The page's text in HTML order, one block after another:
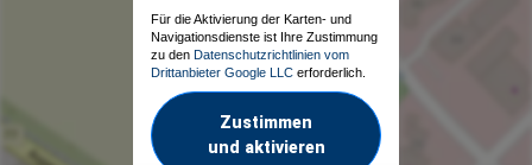
Für die Aktivierung der Karten- und
Navigationsdienste ist Ihre Zustimmung
zu den Datenschutzrichtlinien vom
Drittanbieter Google LLC erforderlich.
Zustimmen
und aktivieren